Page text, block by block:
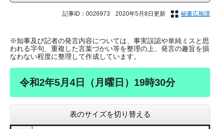
記事ID：0026973 2020年5月8日更新 秘書広報課
※知事及び記者の発言内容については、事実誤認や単純ミスと思
われる字句、重複した言葉づかい等を整理の上、発言の趣旨を損
なわない程度に整理して作成しています。
令和2年5月4日（月曜日）19時30分
表のサイズを切り替える